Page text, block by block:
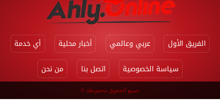
الفريق الأول عربي وعالمي أخبار محلية
أي خدمة
سياسة الخصوصية
اتصل بنا من نحن
جميع الحقوق محفوظة ©